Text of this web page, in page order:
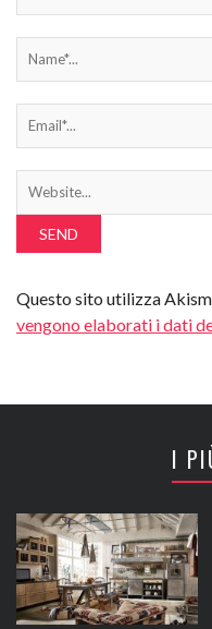
Questo sito utilizza
vengono elaborati i dati
I